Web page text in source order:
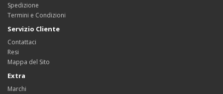
Spedizione
Termini e Condizioni
Servizio Cliente
Contattaci
Resi
Mappa del Sito
Extra
Marchi